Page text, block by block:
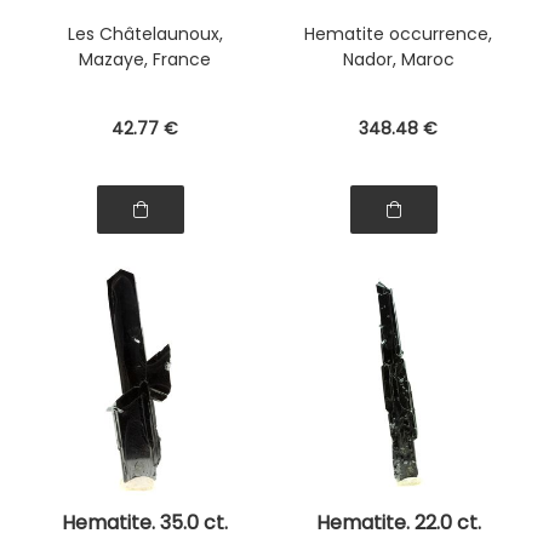
Les Châtelaunoux,
Mazaye, France
42.77 €
Hematite occurrence,
Nador, Maroc
348.48 €
Hematite. 35.0 ct. Hematite. 22.0 ct.